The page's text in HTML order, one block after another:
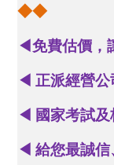
◆◆
◀ 免費估價，
◀ 正派經營
◀ 國家考試
◀ 給您最誠